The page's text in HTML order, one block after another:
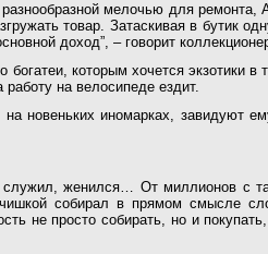
мелочью для ремонта,
товар. Затаскивая в бутик
доход”, – говорит
которым хочется экзотики в
на велосипеде ездит.
новеньких иномарках, завидуют
женился… От миллионов с
собирал в прямом смысле
не просто собирать, но и